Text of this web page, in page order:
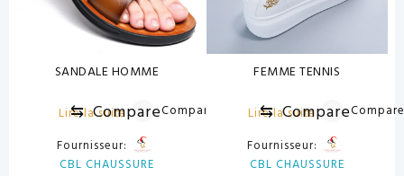
SANDALE HOMME
Lire la suite
⇆ CompareCompare
Fournisseur:
CBL CHAUSSURE
FEMME TENNIS
Lire la suite
⇆ Compare
Fournisseur:
CBL CHAUSSURE